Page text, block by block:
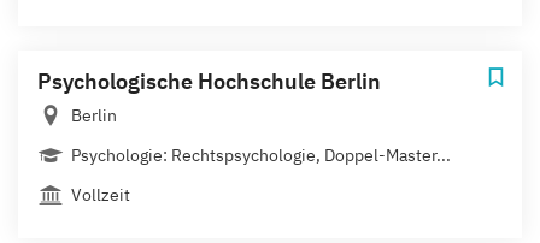
Psychologische Hochschule Berlin
Berlin
Psychologie: Rechtspsychologie, Doppel-Master...
Vollzeit